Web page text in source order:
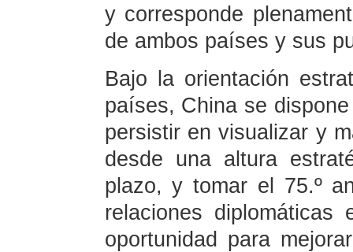
y corresponde
de ambos países y sus
Bajo la orientación
países, China se
persistir en visualizar y
desde una altura
plazo, y tomar el 75.º
relaciones
oportunidad para